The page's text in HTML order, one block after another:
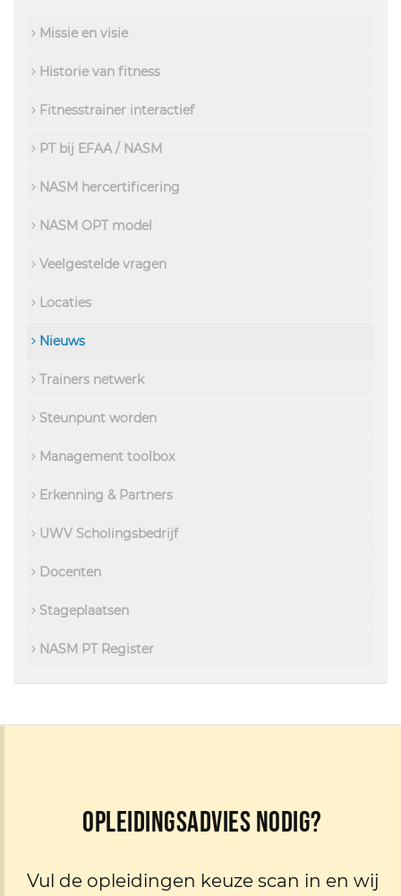
Missie en visie
Historie van fitness
Fitnesstrainer interactief
PT bij EFAA / NASM
NASM hercertificering
NASM OPT model
Veelgestelde vragen
Locaties
Nieuws
Trainers netwerk
Steunpunt worden
Management toolbox
Erkenning & Partners
UWV Scholingsbedrijf
Docenten
Stageplaatsen
NASM PT Register
Opleidingsadvies nodig?
Vul de opleidingen keuze scan in en wij